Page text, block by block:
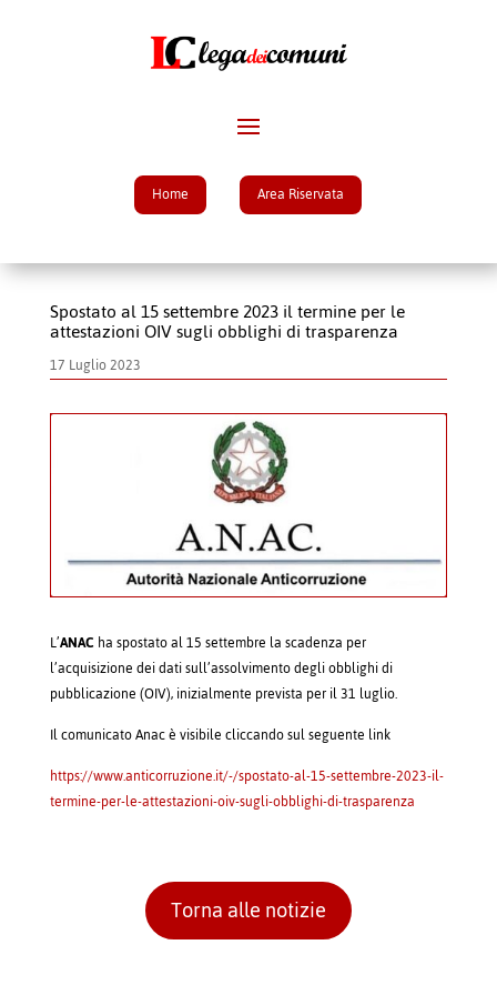
Home Area Riservata
Spostato al 15 settembre 2023 il termine per le
attestazioni OIV sugli obblighi di trasparenza
17 Luglio 2023
L’ANAC ha spostato al 15 settembre la scadenza per
l’acquisizione dei dati sull’assolvimento degli obblighi di
pubblicazione (OIV), inizialmente prevista per il 31 luglio.
Il comunicato Anac è visibile cliccando sul seguente link
https://www.anticorruzione.it/-/spostato-al-15-settembre-2023-il-
termine-per-le-attestazioni-oiv-sugli-obblighi-di-trasparenza
Torna alle notizie